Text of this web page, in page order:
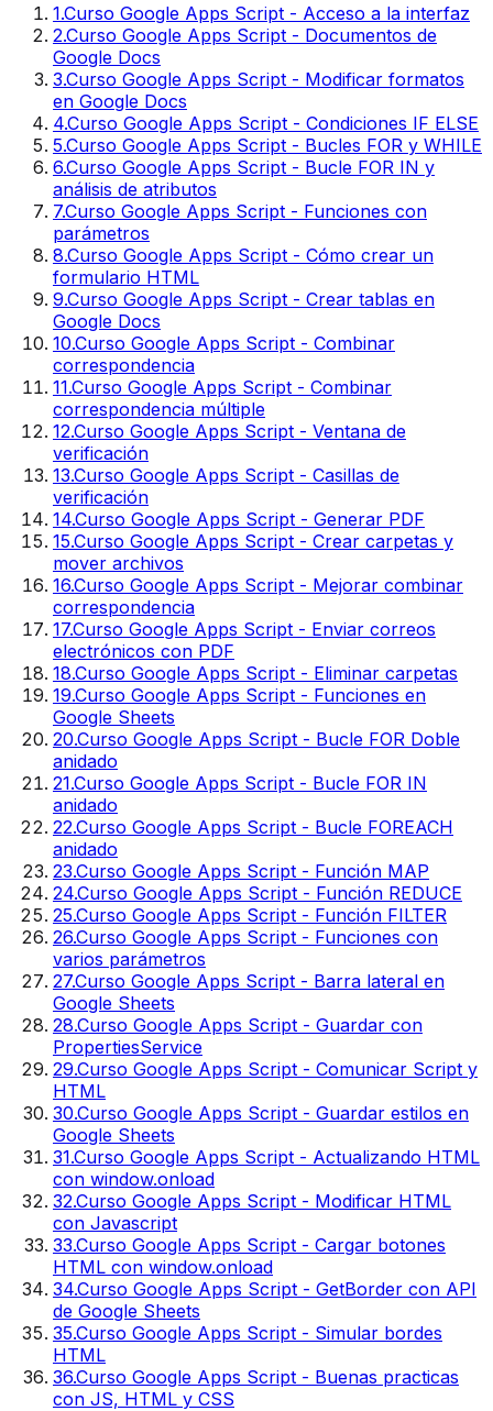
1.Curso Google Apps Script - Acceso a la interfaz
2.Curso Google Apps Script - Documentos de
Google Docs
3.Curso Google Apps Script - Modificar formatos
en Google Docs
4.Curso Google Apps Script - Condiciones IF ELSE
5.Curso Google Apps Script - Bucles FOR y WHILE
6.Curso Google Apps Script - Bucle FOR IN y
análisis de atributos
7.Curso Google Apps Script - Funciones con
parámetros
8.Curso Google Apps Script - Cómo crear un
formulario HTML
9.Curso Google Apps Script - Crear tablas en
Google Docs
10.Curso Google Apps Script - Combinar
correspondencia
11.Curso Google Apps Script - Combinar
correspondencia múltiple
12.Curso Google Apps Script - Ventana de
verificación
13.Curso Google Apps Script - Casillas de
verificación
14.Curso Google Apps Script - Generar PDF
15.Curso Google Apps Script - Crear carpetas y
mover archivos
16.Curso Google Apps Script - Mejorar combinar
correspondencia
17.Curso Google Apps Script - Enviar correos
electrónicos con PDF
18.Curso Google Apps Script - Eliminar carpetas
19.Curso Google Apps Script - Funciones en
Google Sheets
20.Curso Google Apps Script - Bucle FOR Doble
anidado
21.Curso Google Apps Script - Bucle FOR IN
anidado
22.Curso Google Apps Script - Bucle FOREACH
anidado
23.Curso Google Apps Script - Función MAP
24.Curso Google Apps Script - Función REDUCE
25.Curso Google Apps Script - Función FILTER
26.Curso Google Apps Script - Funciones con
varios parámetros
27.Curso Google Apps Script - Barra lateral en
Google Sheets
28.Curso Google Apps Script - Guardar con
PropertiesService
29.Curso Google Apps Script - Comunicar Script y
HTML
30.Curso Google Apps Script - Guardar estilos en
Google Sheets
31.Curso Google Apps Script - Actualizando HTML
con window.onload
32.Curso Google Apps Script - Modificar HTML
con Javascript
33.Curso Google Apps Script - Cargar botones
HTML con window.onload
34.Curso Google Apps Script - GetBorder con API
de Google Sheets
35.Curso Google Apps Script - Simular bordes
HTML
36.Curso Google Apps Script - Buenas practicas
con JS, HTML y CSS